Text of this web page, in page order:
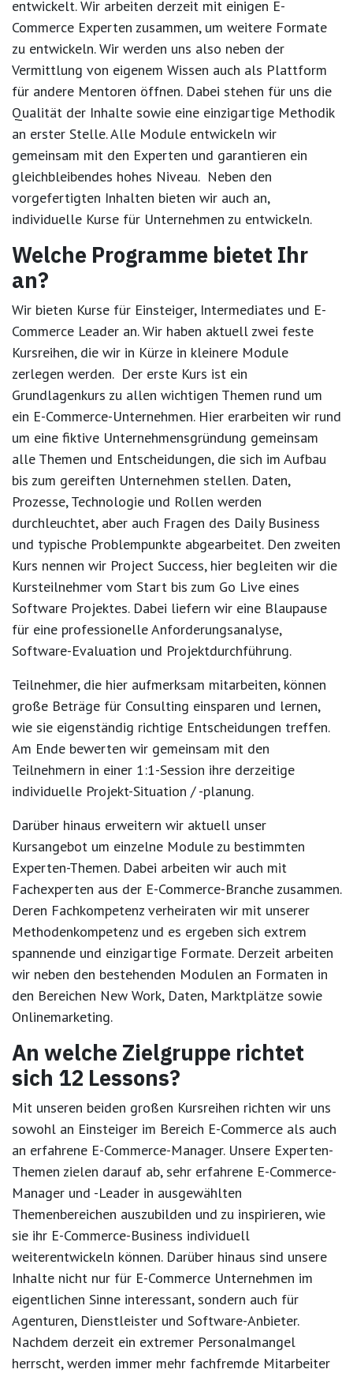
entwickelt. Wir arbeiten derzeit mit einigen E-
Commerce Experten zusammen, um weitere Formate
zu entwickeln. Wir werden uns also neben der
Vermittlung von eigenem Wissen auch als Plattform
für andere Mentoren öffnen. Dabei stehen für uns die
Qualität der Inhalte sowie eine einzigartige Methodik
an erster Stelle. Alle Module entwickeln wir
gemeinsam mit den Experten und garantieren ein
gleichbleibendes hohes Niveau. Neben den
vorgefertigten Inhalten bieten wir auch an,
individuelle Kurse für Unternehmen zu entwickeln.
Welche Programme bietet Ihr
an?
Wir bieten Kurse für Einsteiger, Intermediates und E-
Commerce Leader an. Wir haben aktuell zwei feste
Kursreihen, die wir in Kürze in kleinere Module
zerlegen werden. Der erste Kurs ist ein
Grundlagenkurs zu allen wichtigen Themen rund um
ein E-Commerce-Unternehmen. Hier erarbeiten wir rund
um eine fiktive Unternehmensgründung gemeinsam
alle Themen und Entscheidungen, die sich im Aufbau
bis zum gereiften Unternehmen stellen. Daten,
Prozesse, Technologie und Rollen werden
durchleuchtet, aber auch Fragen des Daily Business
und typische Problempunkte abgearbeitet. Den zweiten
Kurs nennen wir Project Success, hier begleiten wir die
Kursteilnehmer vom Start bis zum Go Live eines
Software Projektes. Dabei liefern wir eine Blaupause
für eine professionelle Anforderungsanalyse,
Software-Evaluation und Projektdurchführung.
Teilnehmer, die hier aufmerksam mitarbeiten, können
große Beträge für Consulting einsparen und lernen,
wie sie eigenständig richtige Entscheidungen treffen.
Am Ende bewerten wir gemeinsam mit den
Teilnehmern in einer 1:1-Session ihre derzeitige
individuelle Projekt-Situation / -planung.
Darüber hinaus erweitern wir aktuell unser
Kursangebot um einzelne Module zu bestimmten
Experten-Themen. Dabei arbeiten wir auch mit
Fachexperten aus der E-Commerce-Branche zusammen.
Deren Fachkompetenz verheiraten wir mit unserer
Methodenkompetenz und es ergeben sich extrem
spannende und einzigartige Formate. Derzeit arbeiten
wir neben den bestehenden Modulen an Formaten in
den Bereichen New Work, Daten, Marktplätze sowie
Onlinemarketing.
An welche Zielgruppe richtet
sich 12 Lessons?
Mit unseren beiden großen Kursreihen richten wir uns
sowohl an Einsteiger im Bereich E-Commerce als auch
an erfahrene E-Commerce-Manager. Unsere Experten-
Themen zielen darauf ab, sehr erfahrene E-Commerce-
Manager und -Leader in ausgewählten
Themenbereichen auszubilden und zu inspirieren, wie
sie ihr E-Commerce-Business individuell
weiterentwickeln können. Darüber hinaus sind unsere
Inhalte nicht nur für E-Commerce Unternehmen im
eigentlichen Sinne interessant, sondern auch für
Agenturen, Dienstleister und Software-Anbieter.
Nachdem derzeit ein extremer Personalmangel
herrscht, werden immer mehr fachfremde Mitarbeiter